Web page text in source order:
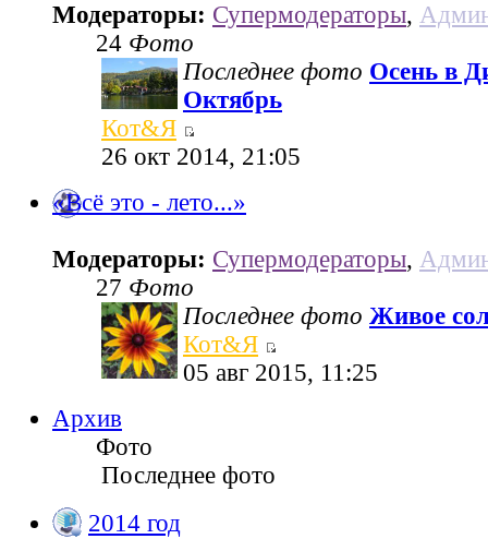
Модераторы: Супермодераторы,
24 Фото
Последнее фото Осень в
Октябрь
Кот&Я
26 окт 2014, 21:05
«Всё это - лето...»
Модераторы: Супермодераторы,
27 Фото
Последнее фото Живое
Кот&Я
05 авг 2015, 11:25
Архив
Фото
Последнее фото
2014 год